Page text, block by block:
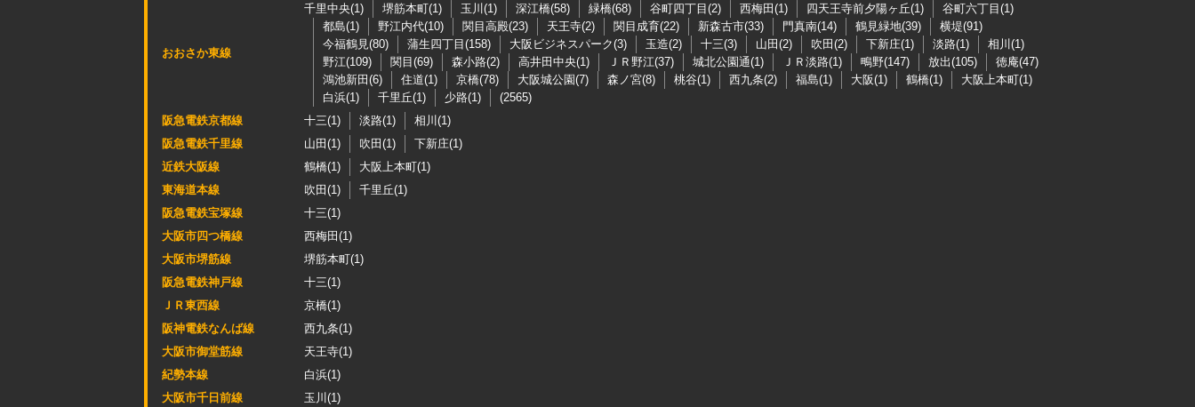
おおさか東線
千里中央(1) 堺筋本町(1) 玉川(1) 深江橋(58) 緑橋(68) 谷町四丁目(2) 西梅田(1) 四天王寺前夕陽ヶ丘(1)
谷町六丁目(1)
都島(1)
野江内代(10) 関目高殿(23) 天王寺(2) 関目成育(22) 新森古市(33) 門真南(14) 鶴見緑地(39)
横堤(91)
今福鶴見(80)
蒲生四丁目(158) 大阪ビジネスパーク(3) 玉造(2) 十三(3) 山田(2) 吹田(2) 下新庄(1) 淡路(1)
相川(1)
野江(109)
関目(69) 森小路(2) 高井田中央(1) ＪＲ野江(37) 城北公園通(1) ＪＲ淡路(1) 鴫野(147) 放出(105)
徳庵(47)
鴻池新田(6)
住道(1) 京橋(78) 大阪城公園(7) 森ノ宮(8) 桃谷(1) 西九条(2) 福島(1) 大阪(1) 鶴橋(1)
大阪上本町(1)
白浜(1)
千里丘(1) 少路(1)
(2565)
阪急電鉄京都線
十三(1) 淡路(1)
相川(1)
阪急電鉄千里線
山田(1) 吹田(1)
下新庄(1)
近鉄大阪線
鶴橋(1)
大阪上本町(1)
東海道本線
吹田(1)
千里丘(1)
阪急電鉄宝塚線
十三(1)
大阪市四つ橋線
西梅田(1)
大阪市堺筋線
堺筋本町(1)
阪急電鉄神戸線
十三(1)
ＪＲ東西線
京橋(1)
阪神電鉄なんば線
西九条(1)
大阪市御堂筋線
天王寺(1)
紀勢本線
白浜(1)
大阪市千日前線
玉川(1)